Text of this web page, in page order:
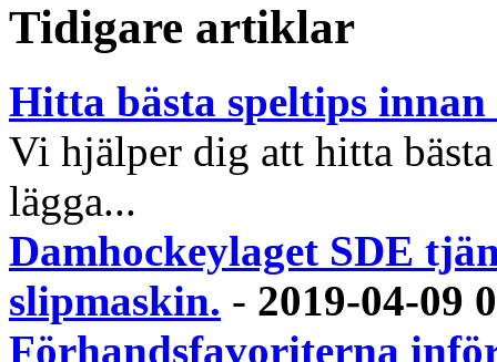
Tidigare artiklar
Hitta bästa speltips innan
Vi hjälper dig att hitta
lägga...
Damhockeylaget SDE
slipmaskin. - 2019-04-09
Förhandsfavoriterna